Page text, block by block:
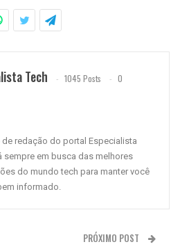
Tech 1045 Posts
0
redação do portal Especialista
sempre em busca das melhores
do mundo tech para manter você
informado.
PRÓXIMO POST